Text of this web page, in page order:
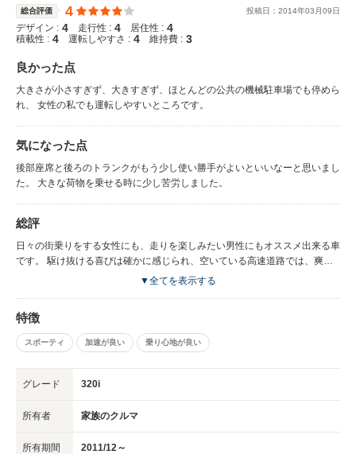
総合評価 4 投稿日： 2014年03 月09日
デザイン : 4 走行性 : 4 居住性 : 4
積載性 : 4 運転しやすさ : 4 維持費 : 3
良かった点
大きさが小さすぎず、大きすぎず、ほとんどの公共の機械駐車場でも停めら
れ、 女性の私でも運転しやすいところです。
気になった点
後部座席と後ろのトランクがもう少し使い勝手がよいといいなーと思いまし
た。 大きな荷物を乗せる時に少し苦労しました。
総評
日々の街乗りをする女性にも、走りを楽しみたい男性にもオススメ出来る車
です。 駆け抜ける喜びは確かに感じられ、空いている高速道路では、爽快
に気持ちよく走りを楽しむことができます。
▼全てを表示する
特徴
スポーティ 加速が良い 乗り心地が良い
グレード 320i
所有者 家族のクルマ
所有期間 2011/12～